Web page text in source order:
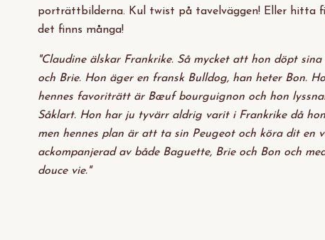
porträttbilderna. Kul twist på tavelväggen! Eller hitta
det finns många!
"Claudine älskar Frankrike. Så mycket att hon döpt
och Brie. Hon äger en fransk Bulldog, han heter Bon.
hennes favoriträtt är Bœuf bourguignon och hon
Såklart. Hon har ju tyvärr aldrig varit i Frankrike då
men hennes plan är att ta sin Peugeot och köra dit en
ackompanjerad av både Baguette, Brie och Bon och
douce vie."